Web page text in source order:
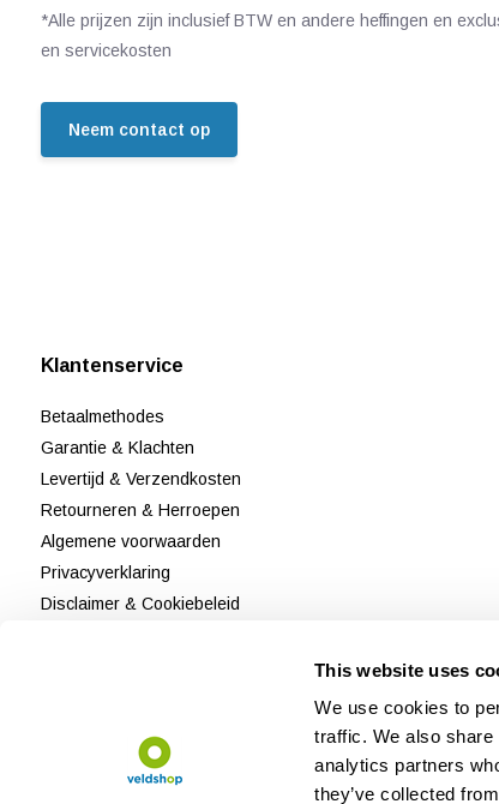
This website uses
We use cookies to
traffic. We also
analytics partners
they’ve collected
*Alle prijzen zijn inclusief BTW en andere heffingen en
en servicekosten
Neem contact op
Klantenservice
Betaalmethodes
Garantie & Klachten
Levertijd & Verzendkosten
Retourneren & Herroepen
Algemene voorwaarden
Privacyverklaring
Disclaimer & Cookiebeleid